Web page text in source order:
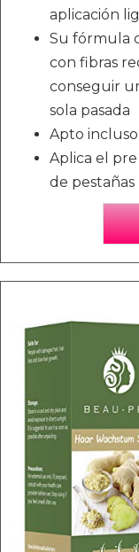
aplicación
Su fórmula
con fibras
conseguir
sola pasada
Apto incluso
Aplica el
de pestañas